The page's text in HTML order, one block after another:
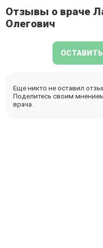
Отзывы о враче
Олегович
Еще никто не оставил
Поделитесь своим
врача.